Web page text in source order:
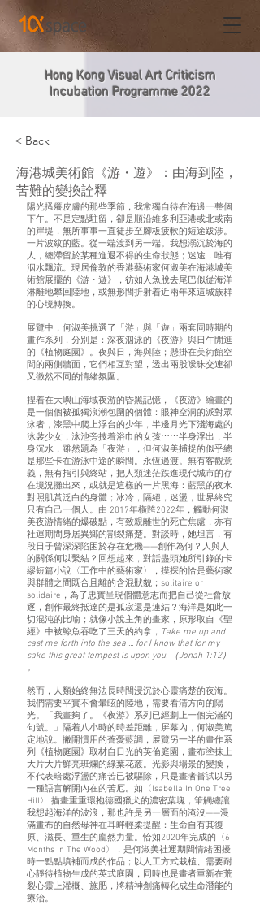
Hong Kong Visual Art Criticism
Incubation Programme 2022
< Back
海港城美術館《游・遊》：由海到陸，
苦難的變換詮釋
陽光搔癢皮膚的那些季節，我常獨自待在海邊一整個
下午。不是定點駐留，卻是順沿維多利亞港或北或南
的岸堤，無所事事一直徒步至腳板疲軟的短途跋涉。
一片波紋的藍。從一端渡到另一端。我想溺沉於海的
人，總滯留於某種進退不得的生命狀態；迷途，唯有
泅水飄流。現居倫敦的香港藝術家何淑美在海港城美
術館展擺的《游・遊》，彷如人魚脫去尾巴似從海洋
淋離地攀回陸地，或無形間折射着近兩年來這城族群
的心境轉換。
展覽中，何淑美挑選了「游」與「遊」兩套同時期的
畫作系列，分別是：深夜泅泳的《夜游》與日午閒逛
的《植物庭園》。夜與日，海與陸；懸掛在美術館空
間的兩側牆面，它們相互對望，透出兩股噯昧交連卻
又徹然不同的情緒氛圍。
捏着在大嶼山海域夜游的昏黑記憶，《夜游》繪畫的
是一個個被孤獨浪潮包圍的個體：眼神空洞的派對眾
泳者，漆黑中爬上浮台的少年，半邊月光下淺海處的
泳裝少女，泳池旁披着浴巾的女孩⋯⋯半身浮出，半
身沉水，雖然題為「夜游」，但何淑美捕捉的似乎總
是那些卡在游泳中途的瞬間。永恆過渡。無有客觀意
義，無有指引與終站，把人類迷茫跌進現代城市的存
在境況攤出來，或就是這樣的一片黑海：藍黑的夜水
對照肌黃泛白的身體；冰冷，隔絕，迷盪，世界終究
只有自己一個人。由 2017年橫跨2022年，觸動何淑
美夜游情緒的爆破點，有致親離世的死亡焦慮，亦有
社運期間身居異鄉的割裂痛楚。對談時，她坦言，有
段日子曾深深陷困於存在危機——創作為何？人與人
的關係何以繫結？回想起來，對話盡頭她所引錄的卡
繆短篇小說〈工作中的藝術家〉，摸探的恰是藝術家
與群體之間既合且離的含混狀貌；solitaire or
solidaire，為了忠實呈現個體意志而把自己從社會放
逐，創作最終抵達的是孤寂還是連結？海洋是如此一
切混沌的比喻；就像小說主角的畫家，原形取自《聖
經》中被鯨魚吞吃了三天的約拿， Take me up and
cast me forth into the sea ... for I know that for my
sake this great tempest is upon you. （Jonah 1:12）
。
然而，人類始終無法長時間浸沉於心靈痛楚的夜海。
我們需要平實不會暈眩的陸地，需要看清方向的陽
光。「我畫夠了。《夜游》系列已經劃上一個完滿的
句號。」隔着八小時的時差距離，屏幕內，何淑美篤
定地說。撇開慣用的蒼憂藍調，展覽另一半的畫作系
列《植物庭園》取材自日光的英倫庭園，畫布塗抹上
大片大片鮮亮班爛的綠葉花叢。光影與場景的變換，
不代表暗處浮盪的痛苦已被驅除，只是畫者嘗試以另
一種語言解開內在的苦厄。如〈Isabella In One Tree
Hill〉 描畫重重環抱德國獵犬的濃密葉塊，筆觸總讓
我想起海洋的波浪，那也許是另一層面的淹沒——漫
滿畫布的自然母神在耳畔輕柔提醒：生命自有其復
原、滋長、重生的龐然力量。恰如2020年完成的〈6
Months In The Wood〉，是何淑美社運期間情緒困擾
時一點點填補而成的作品；以人工方式栽植、需要耐
心靜待植物生成的英式庭園，同時也是畫者重新在荒
裂心靈上灌概、施肥，將精神創痛轉化成生命潛能的
療治。